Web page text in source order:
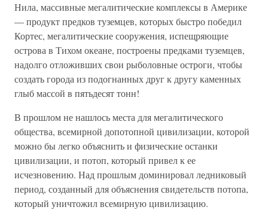
Нила, массивные мегалитические комплексы в Америке
— продукт предков туземцев, которых быстро победил
Кортес, мегалитические сооружения, испещряющие
острова в Тихом океане, построены предками туземцев,
надолго отложивших свои рыболовные остроги, чтобы
создать города из подогнанных друг к другу каменных
глыб массой в пятьдесят тонн!
В прошлом не нашлось места для мегалитического
общества, всемирной допотопной цивилизации, которой
можно бы легко объяснить и физические останки
цивилизации, и потоп, который привел к ее
исчезновению. Над прошлым доминировал ледниковый
период, созданный для объяснения свидетельств потопа,
который уничтожил всемирную цивилизацию.